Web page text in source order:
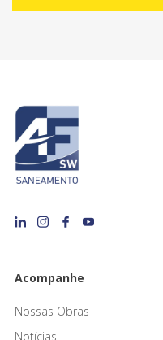
Acompanhe
Nossas Obras
Notícias